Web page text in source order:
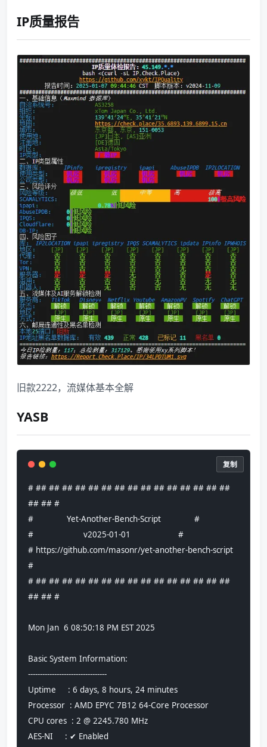
IP质量报告
旧款2222，流媒体基本全解
YASB
# ## ## ## ## ## ## ## ## ## ## ## ## ## ## ##
## ## #
#              Yet-Another-Bench-Script              #
#                     v2025-01-01                    #
# https://github.com/masonr/yet-another-bench-script
#
# ## ## ## ## ## ## ## ## ## ## ## ## ## ## ##
## ## #
Mon Jan  6 08:50:18 PM EST 2025
Basic System Information:
---------------------------------
Uptime     : 6 days, 8 hours, 24 minutes
Processor  : AMD EPYC 7B12 64-Core Processor
CPU cores  : 2 @ 2245.780 MHz
AES-NI     : ✔ Enabled
复制